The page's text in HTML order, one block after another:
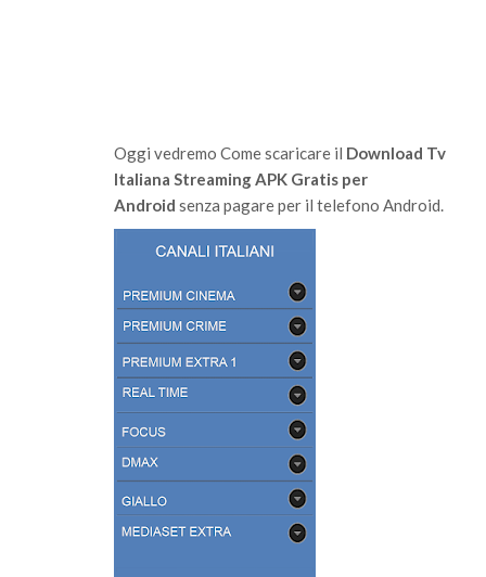
Oggi vedremo Come scaricare il Download Tv
Italiana Streaming APK Gratis per
Android senza pagare per il telefono Android.